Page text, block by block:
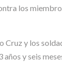
los
y los
y seis